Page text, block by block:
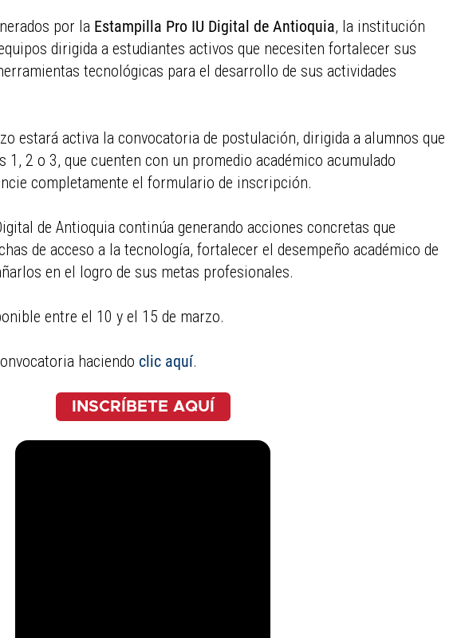
por la Estampilla Pro IU Digital de Antioquia, la institución
dirigida a estudiantes activos que necesiten fortalecer sus
tecnológicas para el desarrollo de sus actividades
estará activa la convocatoria de postulación, dirigida a alumnos que
1, 2 o 3, que cuenten con un promedio académico acumulado
completamente el formulario de inscripción.
de Antioquia continúa generando acciones concretas que
de acceso a la tecnología, fortalecer el desempeño académico de
en el logro de sus metas profesionales.
entre el 10 y el 15 de marzo.
haciendo clic aquí.
INSCRÍBETE AQUÍ